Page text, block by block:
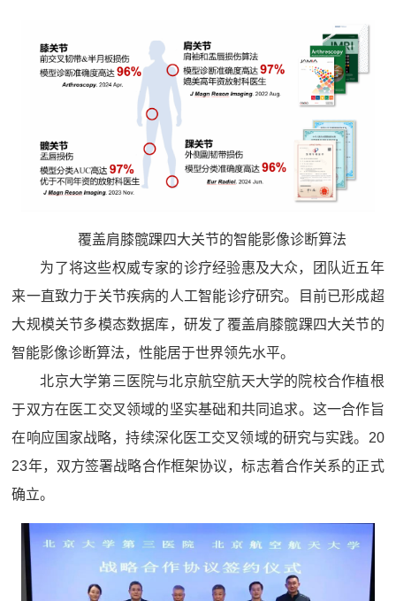
覆盖肩膝髋踝四大关节的智能影像诊断算法
为了将这些权威专家的诊疗经验惠及大众，团队近五年
来一直致力于关节疾病的人工智能诊疗研究。目前已形成超
大规模关节多模态数据库，研发了覆盖肩膝髋踝四大关节的
智能影像诊断算法，性能居于世界领先水平。
北京大学第三医院与北京航空航天大学的院校合作植根
于双方在医工交叉领域的坚实基础和共同追求。这一合作旨
在响应国家战略，持续深化医工交叉领域的研究与实践。20
23年，双方签署战略合作框架协议，标志着合作关系的正式
确立。